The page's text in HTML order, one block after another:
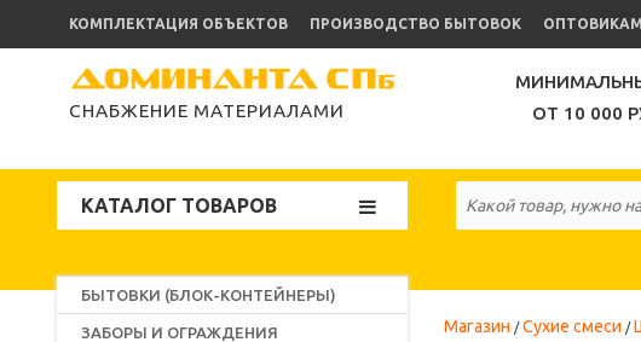
КОМПЛЕКТАЦИЯ ОБЪЕКТОВ ПРОИЗВОДСТВО БЫТОВОК ОПТОВИКАМ
СНАБЖЕНИЕ МАТЕРИАЛАМИ
ОТ 10 000
КАТАЛОГ ТОВАРОВ
БЫТОВКИ (БЛОК-КОНТЕЙНЕРЫ)
ЗАБОРЫ И ОГРАЖДЕНИЯ Магазин Сухие смеси